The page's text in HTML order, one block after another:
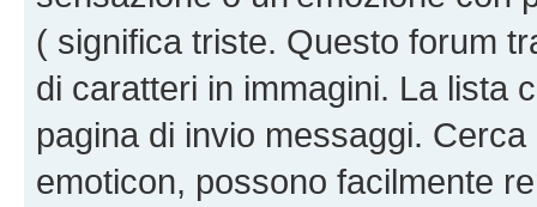
( significa triste. Questo forum
di caratteri in immagini. La lista
pagina di invio messaggi.
emoticon, possono facilmente